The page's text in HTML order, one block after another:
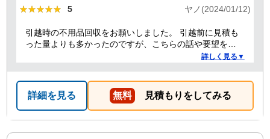
★★★★★
★★★★★ 5 ヤノ(2024/01/12)
引越時の不用品回収をお願いしました。 引越前に見積も
った量よりも多かったのですが、こちらの話や要望を聞
いていただき、感謝しています。 また担当者も明るく、
張ってください
詳しく見る▼
詳細を見る 無料 見積もりをしてみる